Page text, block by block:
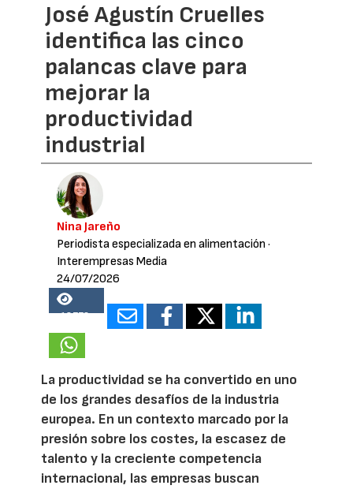
José Agustín Cruelles
identifica las cinco
palancas clave para
mejorar la
productividad
industrial
Nina Jareño
Periodista especializada en alimentación ·
Interempresas Media
24/07/2026
18778
La productividad se ha convertido en uno
de los grandes desafíos de la industria
europea. En un contexto marcado por la
presión sobre los costes, la escasez de
talento y la creciente competencia
internacional, las empresas buscan